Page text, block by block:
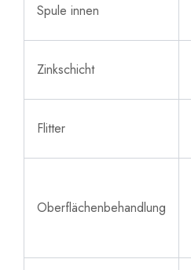
Spule innen
Zinkschicht
Flitter
Oberflächenbehandlung